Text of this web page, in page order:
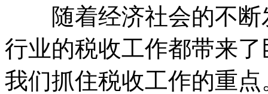
随着经济社会的不断
行业的税收工作都带来
我们抓住税收工作的重